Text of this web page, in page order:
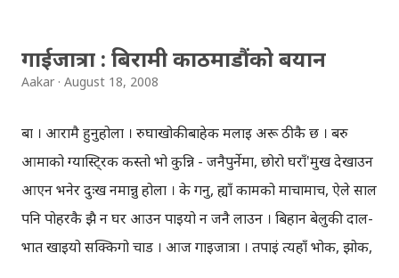
भलै ब्लगमा नलेखिएको भएपनि डायरी मा लेखिरहेको हुन्छु । मैले यो
ब्लग गत वर्ष यसैदिन मा सुरु गरेको थिँए । ब्लगको सुरुवात का दिन मा
गरिरहेको छु, ब्लग मा नियमित हुन र आफ्ना कुरा सारा संसार समक्ष
राख्न । यो १ वर्ष को दौरान मा धेरै ब्लगर मित्रहरु भेटियो अनि प्राय:
सबैबाट गाली भन्दा ताली नै बढि पाइयो तर थाहा छैन म के कति सफल
भएँ ब्लगिङ को क्षेत्रमा । यो खुशीको अवसरमा मलाई ब्लगिङ गर्न
हौस्याउने र निरन्तर सल्लाह सुझाव दिने “कपुरी क” का रुपेश
गाईजात्रा : बिरामी काठमाडौंको बयान
Aakar August 18, 2008
बा । आरामै हुनुहोला । रुघाखोकीबाहेक मलाई अरू ठीकै छ । बरु
आमाको ग्यास्टि्रक कस्तो भो कुन्नि - जनैपुर्नेमा, छोरो घराँ'मुख देखाउन
आएन भनेर दुःख नमान्नु होला । के गर्नु, ह्याँ कामको माचामाच, ऐले साल
पनि पोहरकै झै न घर आउन पाइयो न जनै लाउन । बिहान बेलुकी दाल-
भात खाइयो सक्किगो चाड । आज गाईजात्रा । तपाईं त्यहाँ भोक, झोक,